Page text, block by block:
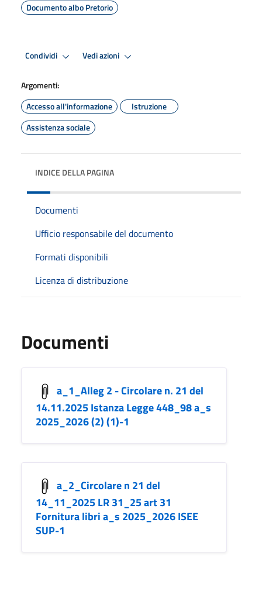
Documento albo Pretorio
Condividi Vedi azioni
Argomenti:
Accesso all'informazione
Istruzione
Assistenza sociale
INDICE DELLA PAGINA
Documenti
Ufficio responsabile del documento
Formati disponibili
Licenza di distribuzione
Documenti
a_1_Alleg 2 - Circolare n. 21 del
14.11.2025 Istanza Legge 448_98 a_s
2025_2026 (2) (1)-1
a_2_Circolare n 21 del
14_11_2025 LR 31_25 art 31
Fornitura libri a_s 2025_2026 ISEE
SUP-1